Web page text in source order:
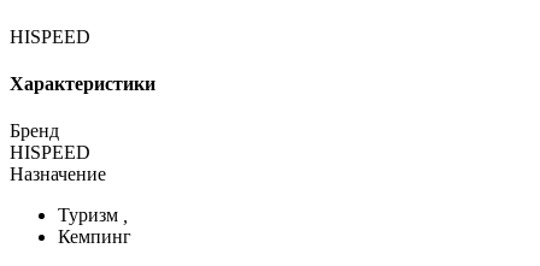
HISPEED
Характеристики
Бренд
HISPEED
Назначение
Туризм
Кемпинг